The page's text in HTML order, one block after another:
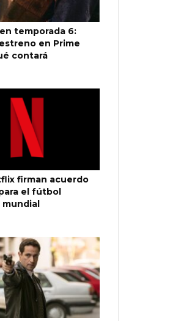
temporada 6:
en Prime
contará
firman acuerdo
el fútbol